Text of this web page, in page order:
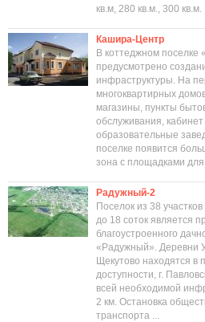
кв.м, 280 кв.м., 300
Кашира-Центр
В коттеджном
предусмотрено
инфраструктуры. На
многоквартирных
магазины, пункты
обслуживания, кабинет
образовательные
поселке появится
зона с площадками для
Радужный-2
Поселок из 38
до 18 соток является
благоустроенного
«Радужный». Деревни
Щекутово находятся в
доступности, г.
всей необходимой
2 км. Остановка
транспорта ...